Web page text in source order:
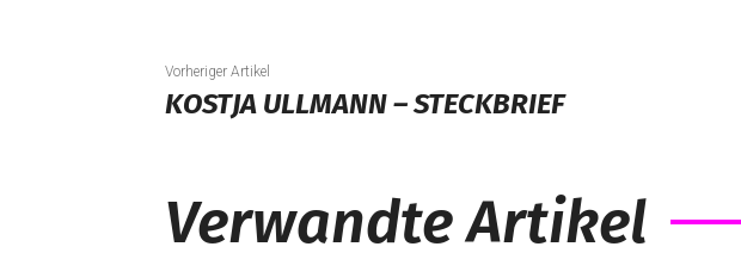
Vorheriger Artikel
KOSTJA ULLMANN – STECKBRIEF
Verwandte Artikel